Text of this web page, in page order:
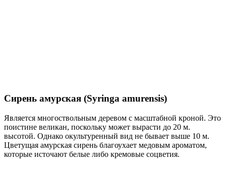
Сирень амурская (Syringa amurensis)
Является многоствольным деревом с масштабной кроной. Это
поистине великан, поскольку может вырасти до 20 м.
высотой. Однако окультуренный вид не бывает выше 10 м.
Цветущая амурская сирень благоухает медовым ароматом,
которые источают белые либо кремовые соцветия.